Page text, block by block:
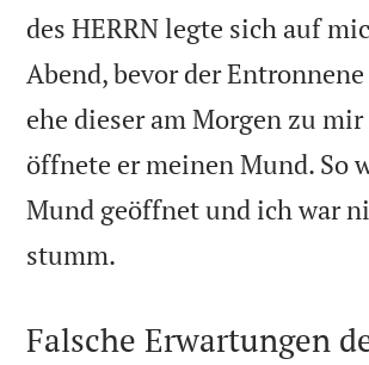
des HERRN legte sich auf
Abend, bevor der
ehe dieser am Morgen zu mir
öffnete er meinen Mund. So
Mund geöffnet und ich war
stumm.
Falsche Erwartungen